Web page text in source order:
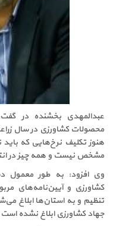
عبدالمهدی بخشنده در
هنوز تکلیف نرخ‌هایی که
مشخص نیست و همه چیز در
وی افزود: به طور معمول
کشاورزی و آیین‌نامه‌های
تنظیم و به استان‌ها ابلاغ
جهاد کشاورزی ابلاغ نشده